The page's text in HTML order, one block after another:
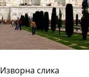
Изворна слика